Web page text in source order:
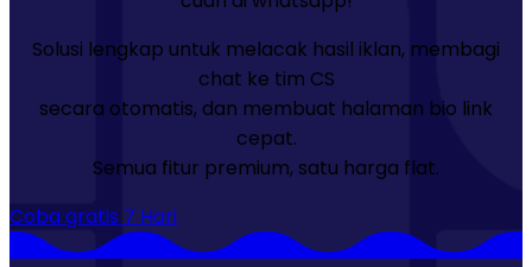
Solusi lengkap untuk melacak hasil iklan, membagi
chat ke tim CS
secara otomatis, dan membuat halaman bio link
cepat.
Semua fitur premium, satu harga flat.
Coba gratis 7 Hari